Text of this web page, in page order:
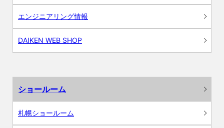
エンジニアリング情報
DAIKEN WEB SHOP
ショールーム
札幌ショールーム